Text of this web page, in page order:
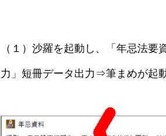
（１）沙羅を起動し、「年忌法
力」短冊データ出力⇒筆まめが起